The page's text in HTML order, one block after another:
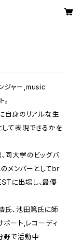
ジャー,music
身のリアルな生
て表現できるかを
同大学のビッグバ
メンバーとしてbr
に出場し、最優
氏、池田篤氏に師
ポート,レコーディ
野で活動中